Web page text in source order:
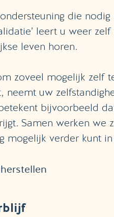
die
leert u weer
leven horen.
zoveel mogelijk zelf
neemt uw
bijvoorbeeld
Samen werken we
mogelijk verder kunt